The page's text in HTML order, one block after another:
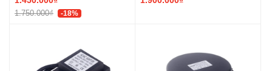
1.750.000₫ -18%